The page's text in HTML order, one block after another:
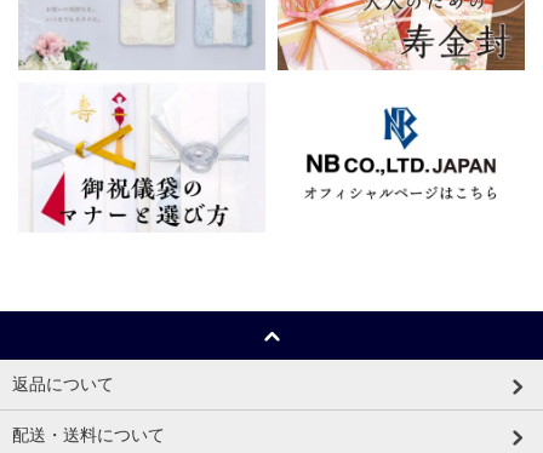
返品について
配送・送料について